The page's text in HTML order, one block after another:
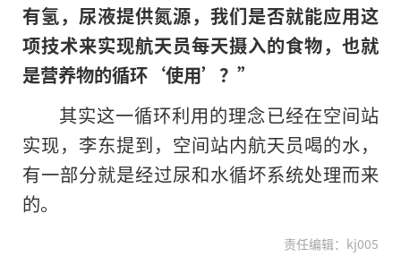
有氢，尿液提供氮源，我们是否就能应用这
项技术来实现航天员每天摄入的食物，也就
是营养物的循环‘使用’？”
其实这一循环利用的理念已经在空间站
实现，李东提到，空间站内航天员喝的水，
有一部分就是经过尿和水循坏系统处理而来
的。
责任编辑：kj005